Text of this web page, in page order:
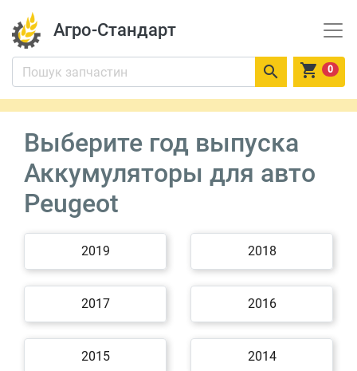
Агро-Стандарт
  0
Выберите год выпуска
Аккумуляторы для авто
Peugeot
2019 2018
2017 2016
2015 2014